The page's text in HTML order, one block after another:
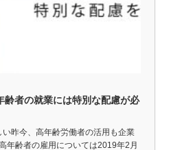
者の就業には特別な配慮が必
昨今、高年齢労働者の活用も企業
年齢者の雇用については2019年2月